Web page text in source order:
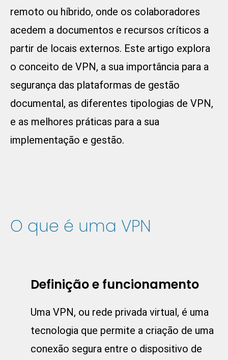
remoto ou híbrido, onde os colaboradores
acedem a documentos e recursos críticos a
partir de locais externos. Este artigo explora
o conceito de VPN, a sua importância para a
segurança das plataformas de gestão
documental, as diferentes tipologias de VPN,
e as melhores práticas para a sua
implementação e gestão.
O que é uma VPN
Definição e funcionamento
Uma VPN, ou rede privada virtual, é uma
tecnologia que permite a criação de uma
conexão segura entre o dispositivo de